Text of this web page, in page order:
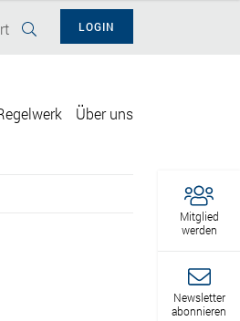
Mitglied
werden
Newsletter
abonnieren
LOGIN
Über uns